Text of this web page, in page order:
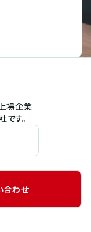
場企業
す。
合わせ